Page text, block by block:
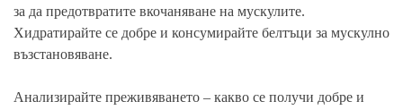
за да предотвратите вкочаняване на мускулите.
Хидратирайте се добре и консумирайте белтъци за мускулно
възстановяване.
Анализирайте преживяването – какво се получи добре и